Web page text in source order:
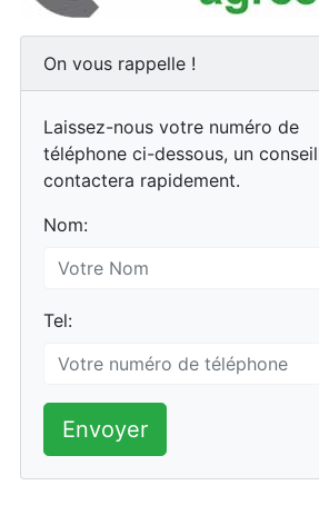
On vous rappelle !
Laissez-nous votre numéro de
téléphone ci-dessous, un
contactera rapidement.
Nom:
Tel:
Envoyer